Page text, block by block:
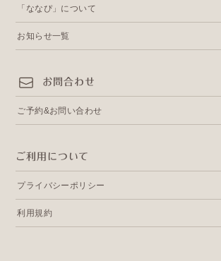
「ななぴ」について
お知らせ一覧
お問合わせ
ご予約&お問い合わせ
ご利用について
プライバシーポリシー
利用規約